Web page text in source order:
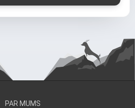
PAR MUMS